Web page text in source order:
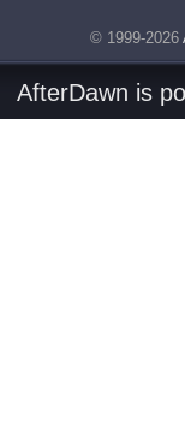
© 1999-2026
AfterDawn is